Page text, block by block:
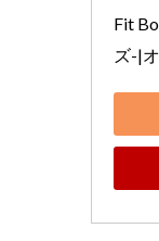
Fit
ズ-|